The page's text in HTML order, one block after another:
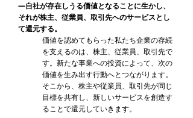
―自社が存在しうる価値となることに生かし、
それが株主、従業員、取引先へのサービスとし
て還元する。
価値を認めてもらった私たち企業の存続
を支えるのは、株主、従業員、取引先で
す。新たな事業への投資によって、次の
価値を生み出す行動へとつながります。
そこから、株主や従業員、取引先が同じ
目標を共有し、新しいサービスを創造す
ることで還元していきます。